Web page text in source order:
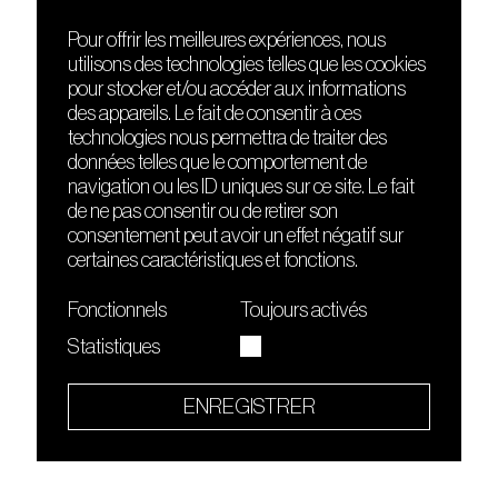
DÉCOUVRIR
Le lieu
Contact
Presse
Cours de DJing
TMLAB
FRIENDS
Nuits sonores
HEAT
Hôtel71
La Gaîté Lyrique
Le Sucre fait partie de
Quartier culturel et créatif
Pour offrir les meilleures expériences, nous
utilisons des technologies telles que les cookies
pour stocker et/ou accéder aux informations
des appareils. Le fait de consentir à ces
technologies nous permettra de traiter des
données telles que le comportement de
navigation ou les ID uniques sur ce site. Le fait
de ne pas consentir ou de retirer son
consentement peut avoir un effet négatif sur
certaines caractéristiques et fonctions.
Fonctionnels
Toujours activés
Statistiques
ENREGISTRER